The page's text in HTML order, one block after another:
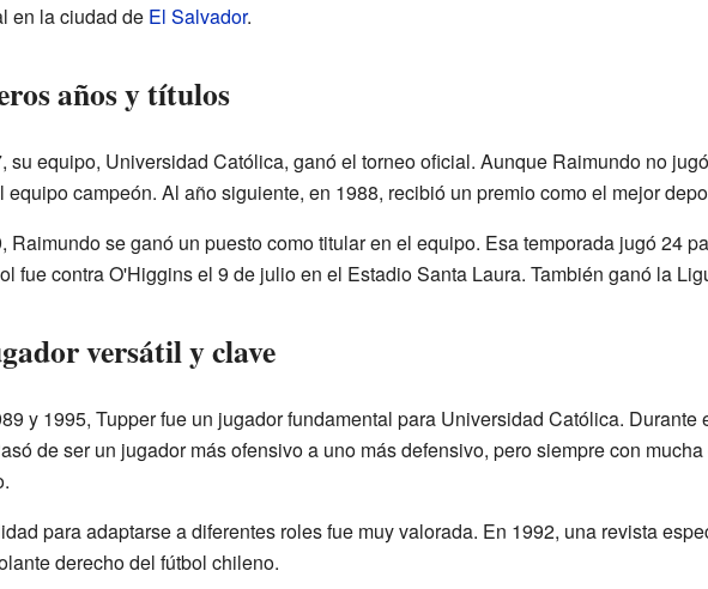
en la ciudad de El Salvador.
años y títulos
su equipo, Universidad Católica, ganó el torneo oficial. Aunque Raimundo no
equipo campeón. Al año siguiente, en 1988, recibió un premio como el mejor
Raimundo se ganó un puesto como titular en el equipo. Esa temporada jugó 24
fue contra O'Higgins el 9 de julio en el Estadio Santa Laura. También ganó la
versátil y clave
y 1995, Tupper fue un jugador fundamental para Universidad Católica. Durante
de ser un jugador más ofensivo a uno más defensivo, pero siempre con
para adaptarse a diferentes roles fue muy valorada. En 1992, una revista
derecho del fútbol chileno.